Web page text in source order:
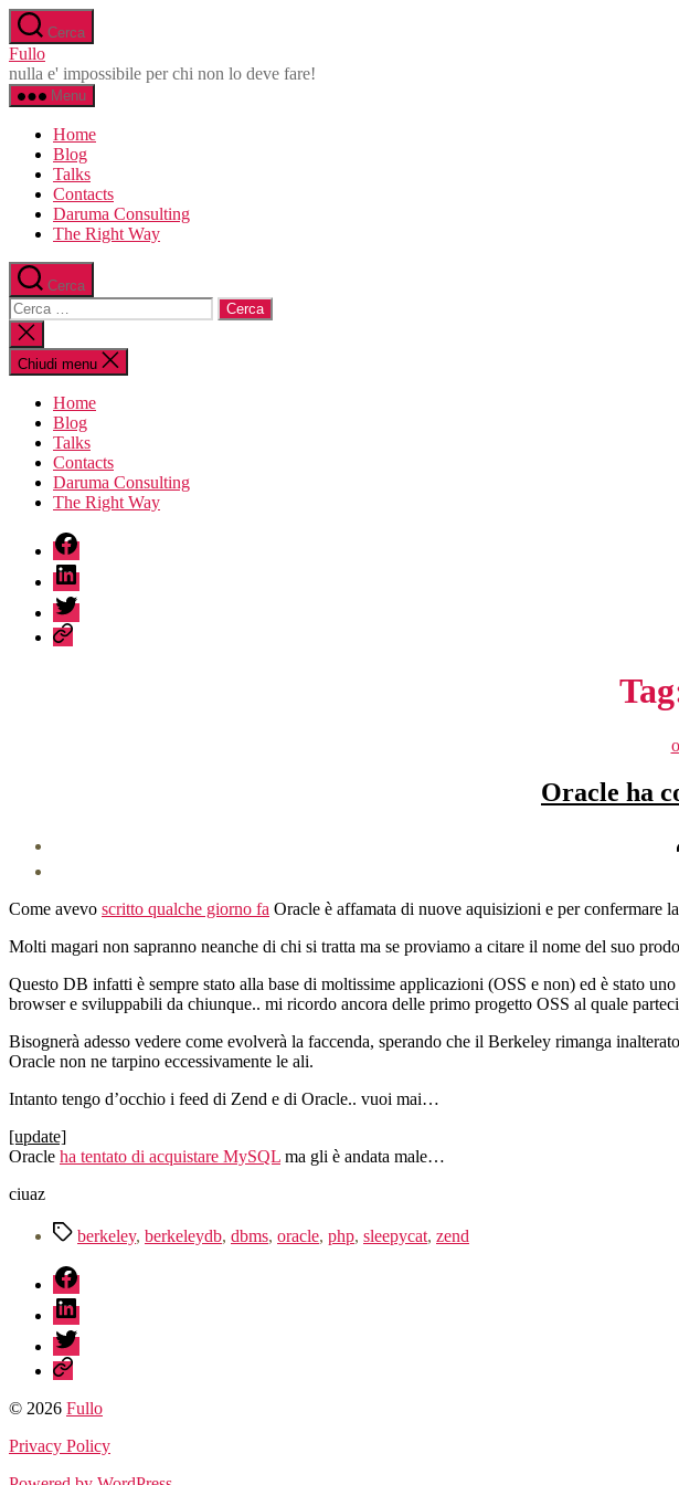
Salta
al
contenuto
Cerca
Fullo
nulla e' impossibile per chi non lo deve fare!
Menu
Home
Blog
Talks
Contacts
Daruma Consulting
The Right Way
Cerca
Cerca:
Chiudi
la
ricerca
Chiudi menu
Home
Blog
Talks
Contacts
Daruma Consulting
The Right Way
fb
linkedin
twitter
sessionize
Oracle ha
Come avevo scritto qualche giorno fa Oracle è affamata di nuove aquisizioni e per confermare
Molti magari non sapranno neanche di chi si tratta ma se proviamo a citare il nome del suo
Questo DB infatti è sempre stato alla base di moltissime applicazioni (OSS e non) ed è stato
browser e sviluppabili da chiunque.. mi ricordo ancora delle primo progetto OSS al quale
Bisognerà adesso vedere come evolverà la faccenda, sperando che il Berkeley rimanga
Oracle non ne tarpino eccessivamente le ali.
Intanto tengo d’occhio i feed di Zend e di Oracle.. vuoi mai…
[update]
Oracle ha tentato di acquistare MySQL ma gli è andata male…
ciuaz
Tagberkeley, berkeleydb, dbms, oracle, php, sleepycat, zend
fb
linkedin
twitter
sessionize
© 2026 Fullo
Privacy Policy